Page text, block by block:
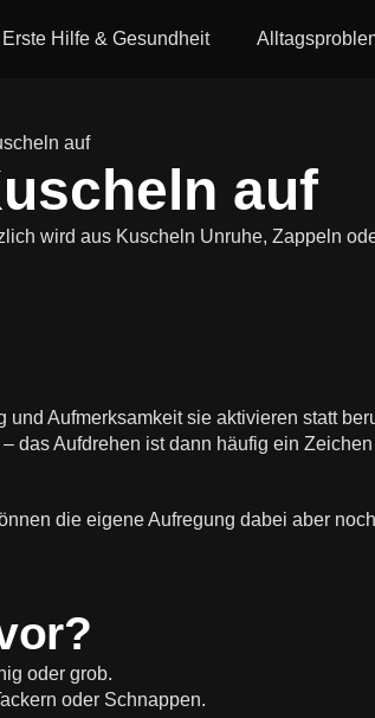
Erste Hilfe & Gesundheit
auf
auf
wird aus Kuscheln Unruhe, Zappeln
Aufmerksamkeit sie aktivieren statt
das Aufdrehen ist dann häufig ein
die eigene Aufregung dabei aber
oder grob.
oder Schnappen.